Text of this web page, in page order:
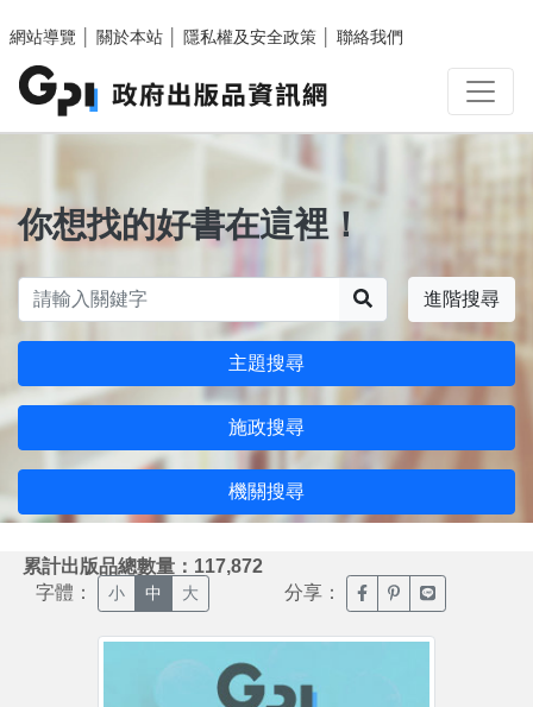
網站導覽
關於本站 隱私權及安全政策 聯絡我們
你想找的好書在這裡！
進階搜尋
主題搜尋
施政搜尋
機關搜尋
累計出版品總數量：117,872
字體： 小 中 大 分享： 臉書分享(另開新視窗)
噗浪分享(另開新
Line分享(另